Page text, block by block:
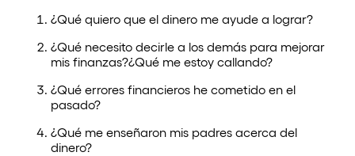
¿Qué quiero que el dinero me ayude a lograr?
¿Qué necesito decirle a los demás para mejorar
mis finanzas?¿Qué me estoy callando?
¿Qué errores financieros he cometido en el
pasado?
¿Qué me enseñaron mis padres acerca del
dinero?